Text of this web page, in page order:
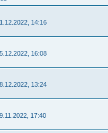
14:16
16:08
13:24
17:40